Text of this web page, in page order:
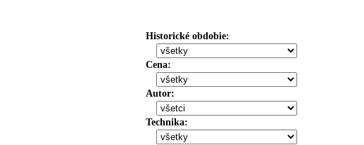
Historické obdobie:
Cena:
Autor:
Technika: